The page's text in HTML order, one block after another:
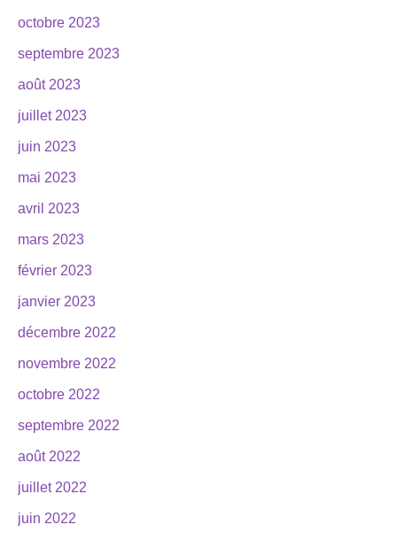
octobre 2023
septembre 2023
août 2023
juillet 2023
juin 2023
mai 2023
avril 2023
mars 2023
février 2023
janvier 2023
décembre 2022
novembre 2022
octobre 2022
septembre 2022
août 2022
juillet 2022
juin 2022